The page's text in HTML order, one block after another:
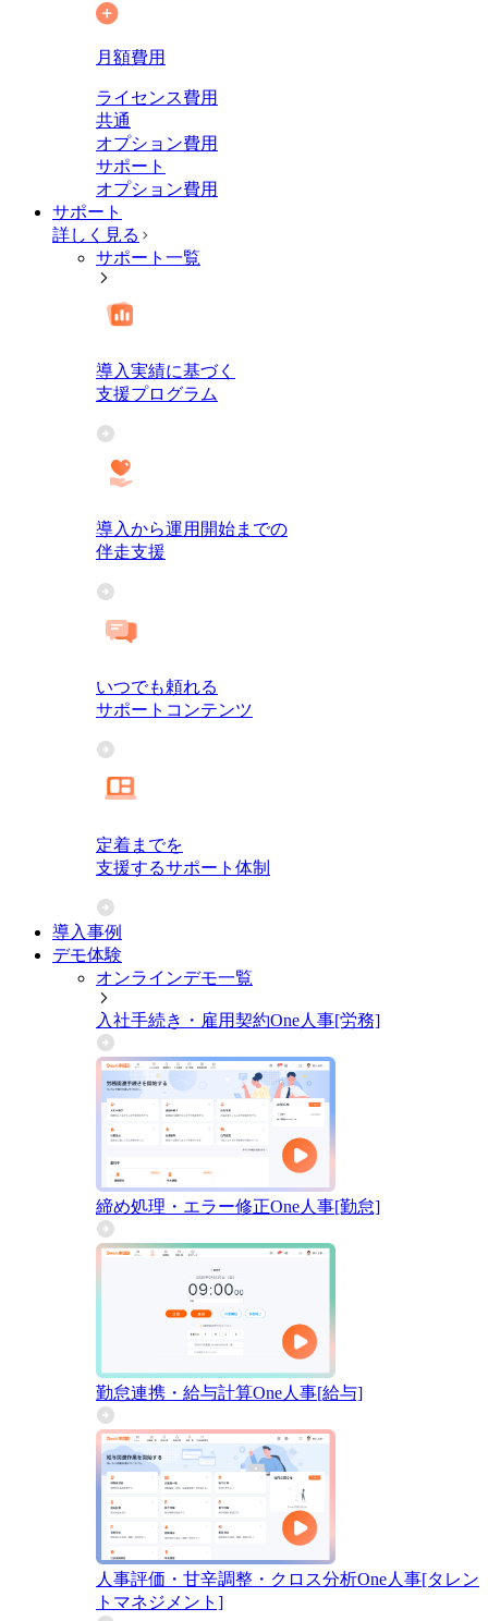
月額費用
ライセンス費用
共通
オプション費用
サポート
オプション費用
サポート
詳しく見る
サポート一覧
導入実績に基づく
支援プログラム
導入から運用開始までの
伴走支援
いつでも頼れる
サポートコンテンツ
定着までを
支援するサポート体制
導入事例
デモ体験
オンラインデモ一覧
入社手続き・雇用契約One人事[労務]
締め処理・エラー修正One人事[勤怠]
勤怠連携・給与計算One人事[給与]
人事評価・甘辛調整・クロス分析One人事[タレン
トマネジメント]